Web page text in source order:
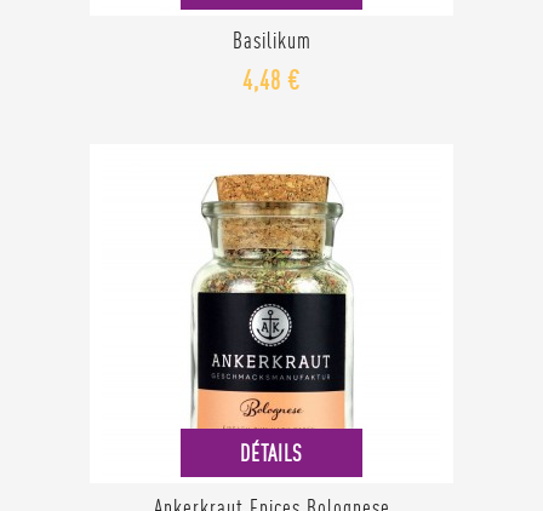
Basilikum
4,48 €
DÉTAILS